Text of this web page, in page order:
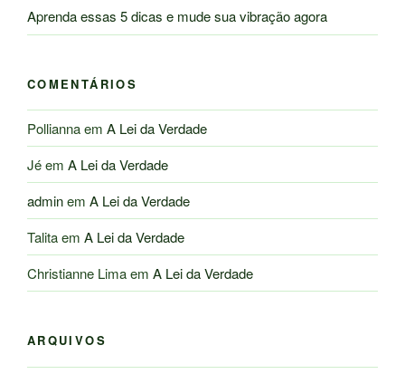
Aprenda essas 5 dicas e mude sua vibração agora
COMENTÁRIOS
Polliannaem A Lei da Verdade
Jéem A Lei da Verdade
adminem A Lei da Verdade
Talitaem A Lei da Verdade
Christianne Limaem A Lei da Verdade
ARQUIVOS